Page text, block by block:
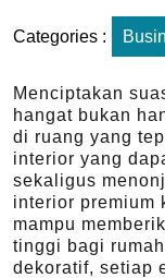
Categories :
Menciptakan
hangat bukan
di ruang yang
interior yang
sekaligus
interior premium
mampu
tinggi bagi
dekoratif, setiap